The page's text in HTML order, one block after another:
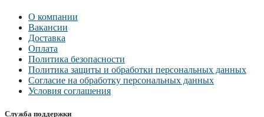
О компании
Вакансии
Доставка
Оплата
Политика безопасности
Политика защиты и обработки персональных данных
Согласие на обработку персональных данных
Условия соглашения
Служба поддержки